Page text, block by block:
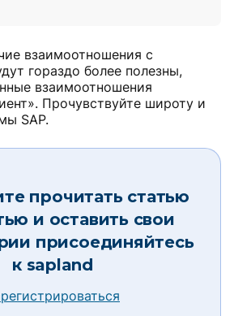
взаимоотношения с
гораздо более полезны,
взаимоотношения
Прочувствуйте широту и
SAP.
прочитать статью
и оставить свои
присоединяйтесь
к sapland